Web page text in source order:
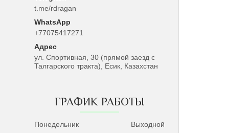
t.me/rdragan
+77075417271
ул. Спортивная, 30 (прямой заезд с
Талгарского тракта), Есик, Казахстан
ГРАФИК РАБОТЫ
Понедельник
Выходной